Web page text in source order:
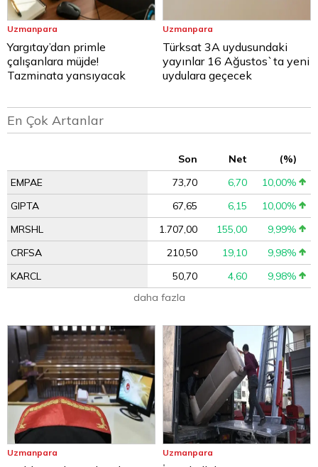
Uzmanpara
Yargıtay’dan primle
çalışanlara müjde!
Tazminata yansıyacak
Uzmanpara
Türksat 3A uydusundaki
yayınlar 16 Ağustos`ta yeni
uydulara geçecek
En Çok Artanlar
Son Net
(%)
EMPAE
73,70 6,70
10,00%
GIPTA
67,65 6,15
10,00%
MRSHL
1.707,00 155,00
9,99%
CRFSA
210,50 19,10
9,98%
KARCL
50,70 4,60
9,98%
daha fazla
Uzmanpara Uzmanpara